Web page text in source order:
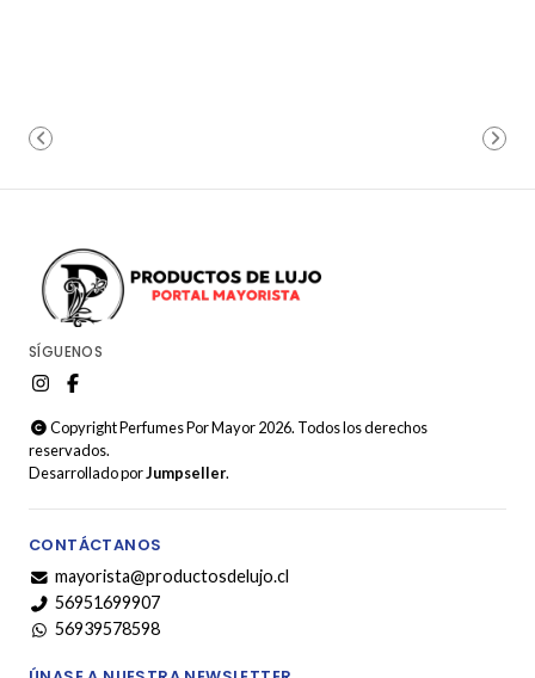
SÍGUENOS
Copyright Perfumes Por Mayor 2026. Todos los derechos
reservados.
Desarrollado porJumpseller.
CONTÁCTANOS
mayorista@productosdelujo.cl
56951699907
56939578598